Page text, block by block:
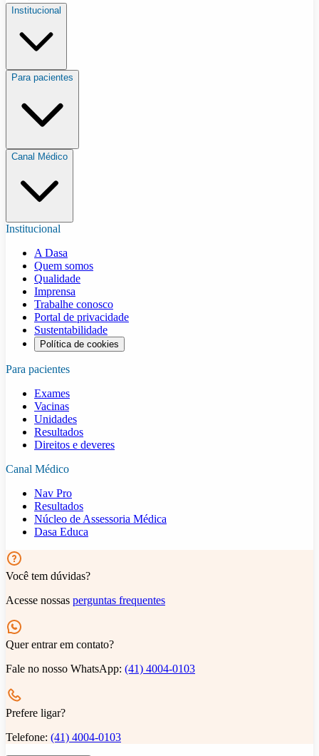
Institucional
Para pacientes
Canal Médico
Institucional
A Dasa
Quem somos
Qualidade
Imprensa
Trabalhe conosco
Portal de privacidade
Sustentabilidade
Política de cookies
Para pacientes
Exames
Vacinas
Unidades
Resultados
Direitos e deveres
Canal Médico
Nav Pro
Resultados
Núcleo de Assessoria Médica
Dasa Educa
Você tem dúvidas?
Acesse nossas perguntas frequentes
Quer entrar em contato?
Fale no nosso WhatsApp: (41) 4004-0103
Prefere ligar?
Telefone: (41) 4004-0103